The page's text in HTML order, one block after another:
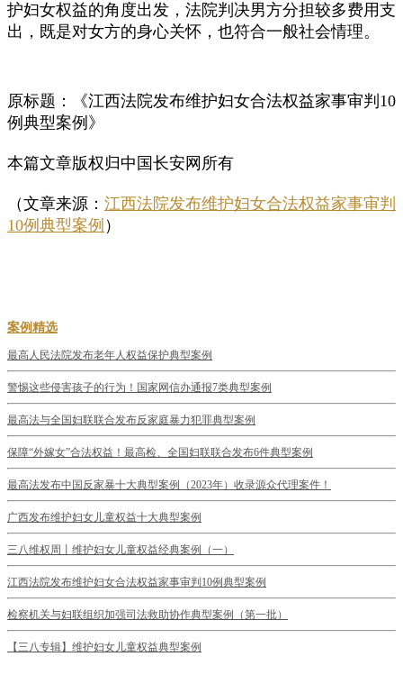
护妇女权益的角度出发，法院判决男方分担较多费用支
出，既是对女方的身心关怀，也符合一般社会情理。
原标题：《江西法院发布维护妇女合法权益家事审判10
例典型案例》
本篇文章版权归中国长安网所有
（文章来源： 江西法院发布维护妇女合法权益家事审判
10例典型案例 ）
案例精选
最高人民法院发布老年人权益保护典型案例
警惕这些侵害孩子的行为！国家网信办通报7类典型案例
最高法与全国妇联联合发布反家庭暴力犯罪典型案例
保障“外嫁女”合法权益！最高检、全国妇联联合发布6件典型案例
最高法发布中国反家暴十大典型案例（2023年）收录源众代理案件！
广西发布维护妇女儿童权益十大典型案例
三八维权周丨维护妇女儿童权益经典案例（一）
江西法院发布维护妇女合法权益家事审判10例典型案例
检察机关与妇联组织加强司法救助协作典型案例（第一批）
【三八专辑】维护妇女儿童权益典型案例